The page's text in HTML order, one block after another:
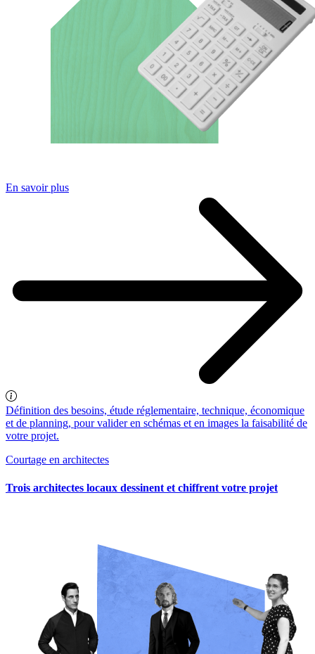
En savoir plus
Définition des besoins, étude réglementaire, technique, économique
et de planning, pour valider en schémas et en images la faisabilité de
votre projet.
Courtage en architectes
Trois architectes locaux dessinent et chiffrent votre projet